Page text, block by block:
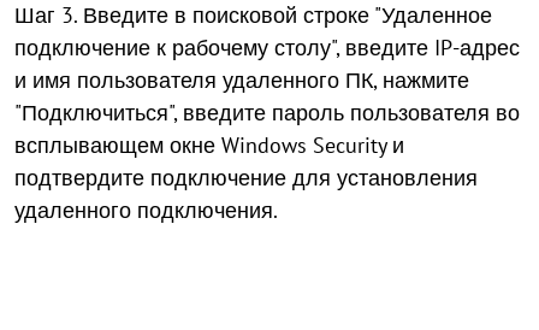
Шаг 3. Введите в поисковой строке "Удаленное
подключение к рабочему столу", введите IP-адрес
и имя пользователя удаленного ПК, нажмите
"Подключиться", введите пароль пользователя во
всплывающем окне Windows Security и
подтвердите подключение для установления
удаленного подключения.